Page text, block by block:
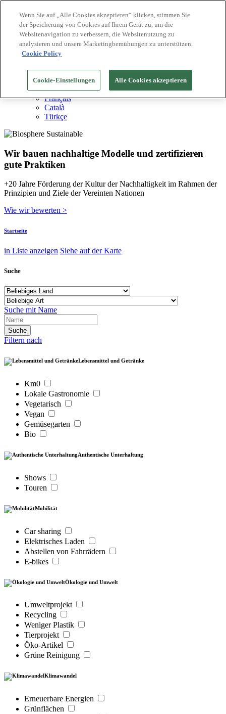
Biosphere Reiseziele
Biosphere Unternehmen
Wie wir bewerten
Über uns
English
Español
Português
Français
Català
Türkçe
Wir bauen nachhaltige Modelle und zertifizieren
gute Praktiken
+20 Jahre Förderung der Kultur der Nachhaltigkeit im Rahmen der
Prinzipien und Ziele der Vereinten Nationen
Wie wir bewerten >
Startseite
in Liste anzeigen Siehe auf der Karte
Suche
Suche mit Name
Filtern nach
Lebensmittel und Getränke
Km0
Lokale Gastronomie
Vegetarisch
Vegan
Gemüsegarten
Bio
Authentische Unterhaltung
Shows
Touren
Mobilität
Car sharing
Elektrisches Laden
Abstellen von Fahrrädern
E-bikes
Ökologie und Umwelt
Umweltprojekt
Recycling
Weniger Plastik
Tierprojekt
Öko-Artikel
Grüne Reinigung
Klimawandel
Erneuerbare Energien
Grünflächen
Wenn Sie auf „Alle Cookies akzeptieren“ klicken, stimmen Sie
der Speicherung von Cookies auf Ihrem Gerät zu, um die
Websitenavigation zu verbessern, die Websitenutzung zu
analysieren und unsere Marketingbemühungen zu unterstützen.
Cookie Policy
Cookie-Einstellungen Alle Cookies akzeptieren